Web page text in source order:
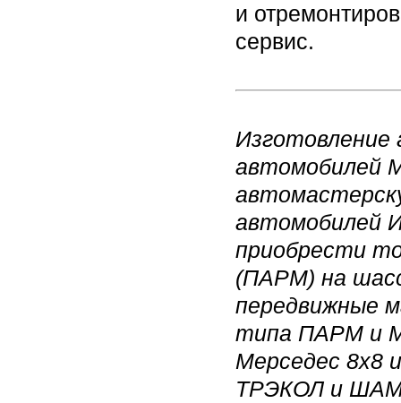
и
сервис.
автомобилей
автомобилей
приобрести
(ПАРМ) на
передвижные
типа ПАРМ и
Мерседес 8х8
ТРЭКОЛ и